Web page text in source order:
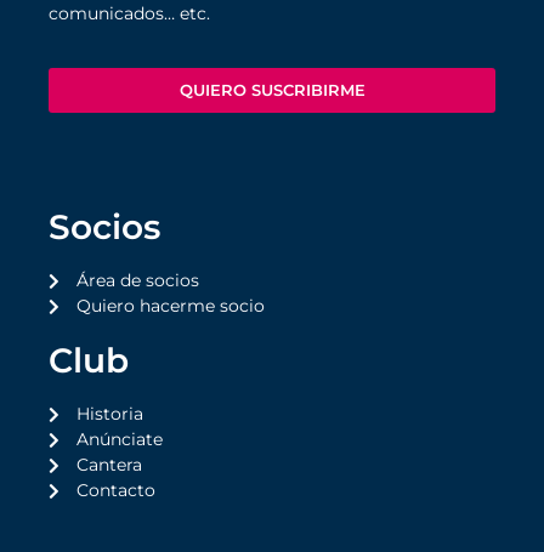
comunicados… etc.
QUIERO SUSCRIBIRME
Socios
Área de socios
Quiero hacerme socio
Club
Historia
Anúnciate
Cantera
Contacto